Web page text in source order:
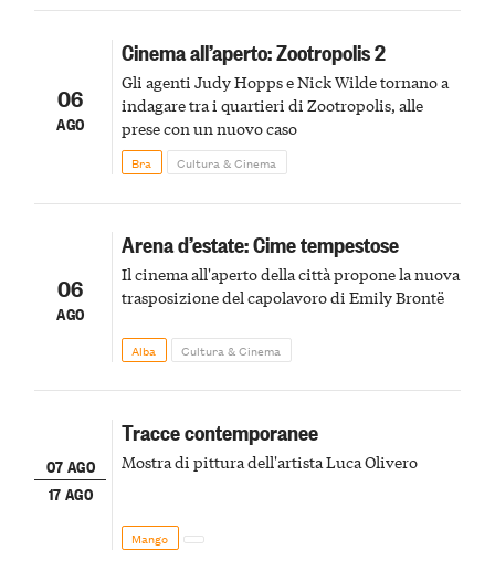
06
AGO
Cinema all’aperto: Zootropolis 2
Gli agenti Judy Hopps e Nick Wilde tornano a
indagare tra i quartieri di Zootropolis, alle
prese con un nuovo caso
Bra Cultura & Cinema
06
AGO
Arena d’estate: Cime tempestose
Il cinema all'aperto della città propone la nuova
trasposizione del capolavoro di Emily Brontë
Alba Cultura & Cinema
07 AGO
17 AGO
Tracce contemporanee
Mostra di pittura dell'artista Luca Olivero
Mango